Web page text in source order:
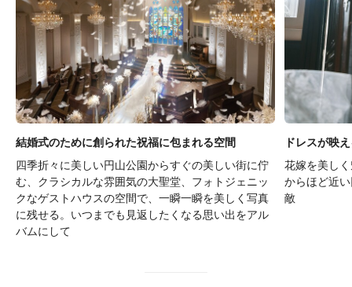
結婚式のために創られた祝福に包まれる空間
四季折々に美しい円山公園からすぐの美しい街に佇
む、クラシカルな雰囲気の大聖堂、フォトジェニッ
クなゲストハウスの空間で、一瞬一瞬を美しく写真
に残せる。いつまでも見返したくなる思い出をアル
バムにして
ドレスが映
花嫁を美し
からほど近
敵